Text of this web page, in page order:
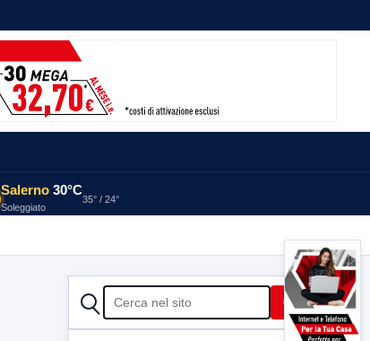
Salerno 30°C
Soleggiato
35° / 24°
CERCA Cerca